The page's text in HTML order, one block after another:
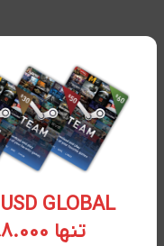
GLOBAL
تنها 288.000 تومان تحویل آنی